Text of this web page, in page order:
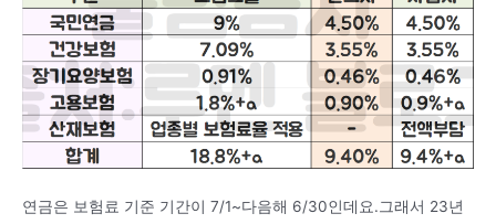
연금은 보험료 기준 기간이 7/1~다음해 6/30인데요.그래서 23년